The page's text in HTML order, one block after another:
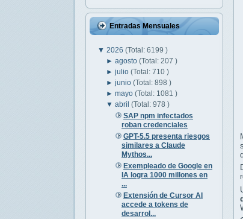
Entradas Mensuales
▼ 2026 (Total: 6199 )
►agosto(Total: 207 )
►julio(Total: 710 )
►junio(Total: 898 )
►mayo(Total: 1081 )
▼abril(Total: 978 )
SAP npm infectados
roban credenciales
GPT-5.5 presenta riesgos
similares a Claude
Mythos...
Exempleado de Google en
IA logra 1000 millones en
...
Extensión de Cursor AI
accede a tokens de
desarrol...